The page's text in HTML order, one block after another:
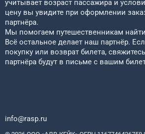
учитывает возраст пассажира и
цену вы увидите при оформлении
партнёра.
Мы помогаем путешественникам
Всё остальное делает наш партнёр.
покупку или возврат билета,
партнёра будут в письме с вашим
info@rasp.ru